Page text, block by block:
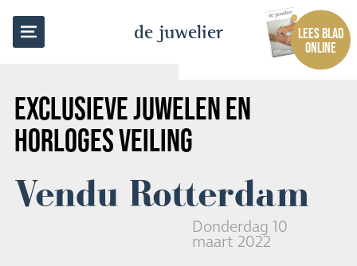
de juwelier
LEES BLAD
ONLINE
EXCLUSIEVE JUWELEN EN
HORLOGES VEILING
Vendu Rotterdam
Donderdag 10
maart 2022
TERUG NAAR OVERZICHT